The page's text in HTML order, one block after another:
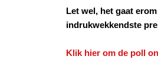
Let wel, het gaat
indrukwekkendste
Klik hier om de poll